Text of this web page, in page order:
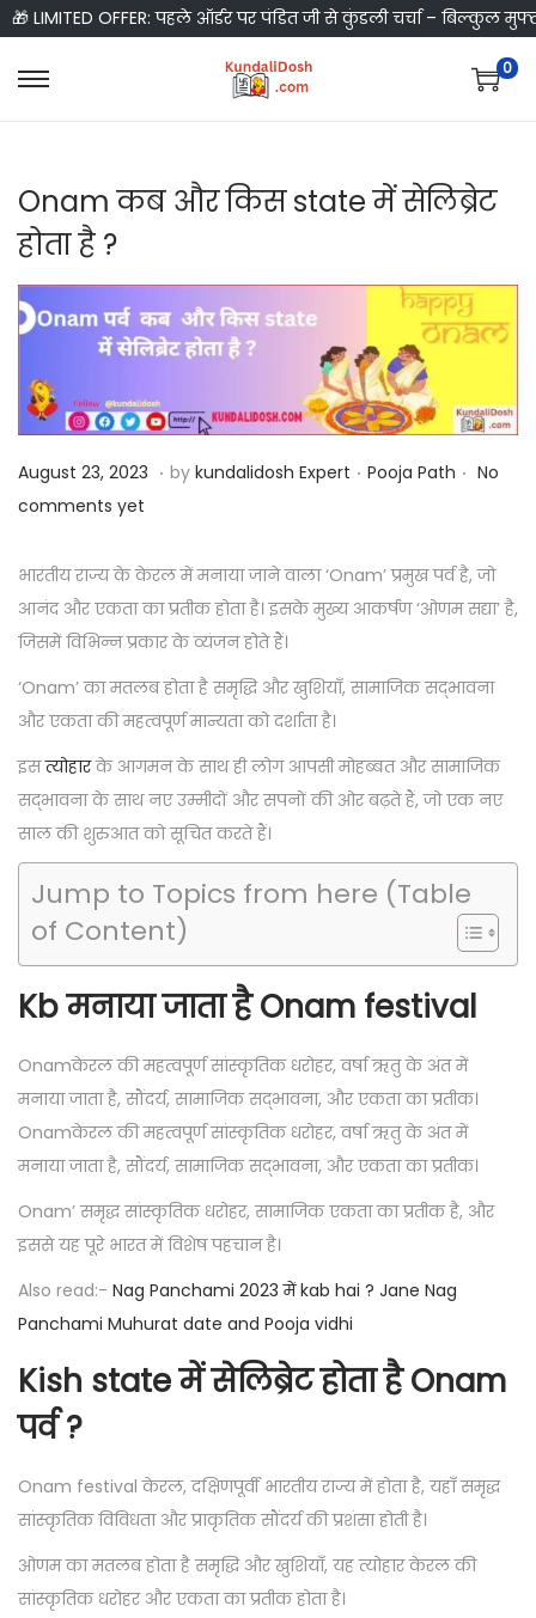
🎁 LIMITED OFFER: पहले ऑर्डर पर पंडित जी से कुंडली चर्चा – बिल्कुल
S
p
n
a
g
o
S
p
c
o
e
0
Onam कब और किस state में सेलिब्रेट
होता है ?
P
o
t
e
d
August 23, 2023 A
u
s
t
2
0
2
. by kundalidosh Expert . P
t
e
Pooja Path . No
comments yet
भारतीय राज्य के केरल में मनाया जाने वाला ‘Onam’ प्रमुख पर्व है, जो
आनंद और एकता का प्रतीक होता है। इसके मुख्य आकर्षण ‘ओणम सद्या’ है,
जिसमें विभिन्न प्रकार के व्यंजन होते हैं।
‘Onam’ का मतलब होता है समृद्धि और खुशियाँ, सामाजिक सद्भावना
और एकता की महत्वपूर्ण मान्यता को दर्शाता है।
इसत्योहारके आगमन के साथ ही लोग आपसी मोहब्बत और सामाजिक
सद्भावना के साथ नए उम्मीदों और सपनों की ओर बढ़ते हैं, जो एक नए
साल की शुरुआत को सूचित करते हैं।
Jump to Topics from here (Table
of Content)
Kb मनाया जाता है Onam festival
Onamकेरल की महत्वपूर्ण सांस्कृतिक धरोहर, वर्षा ऋतु के अंत में
मनाया जाता है, सौंदर्य, सामाजिक सद्भावना, और एकता का प्रतीक।
Onamकेरल की महत्वपूर्ण सांस्कृतिक धरोहर, वर्षा ऋतु के अंत में
मनाया जाता है, सौंदर्य, सामाजिक सद्भावना, और एकता का प्रतीक।
Onam’ समृद्ध सांस्कृतिक धरोहर, सामाजिक एकता का प्रतीक है, और
इससे यह पूरे भारत में विशेष पहचान है।
Also read:- Nag Panchami 2023 में kab hai ? Jane Nag
Panchami Muhurat date and Pooja vidhi
Kish state में सेलिब्रेट होता है Onam
पर्व ?
Onam festival केरल, दक्षिणपूर्वी भारतीय राज्य में होता है, यहाँ समृद्ध
सांस्कृतिक विविधता और प्राकृतिक सौंदर्य की प्रशंसा होती है।
ओणम का मतलब होता है समृद्धि और खुशियाँ, यह त्योहार केरल की
सांस्कृतिक धरोहर और एकता का प्रतीक होता है।